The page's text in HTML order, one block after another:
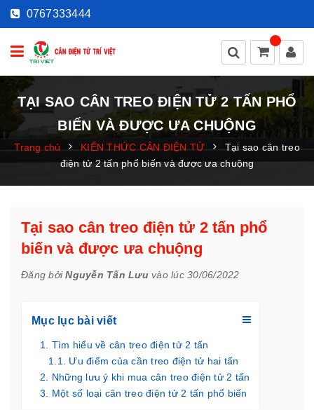
0767333444
TẠI SAO CÂN TREO ĐIỆN TỬ 2 TẤN PHỔ
BIẾN VÀ ĐƯỢC ƯA CHUỘNG
Trang chủ KIẾN THỨC CÂN ĐIỆN TỬ
Tại sao cân treo
điện tử 2 tấn phổ biến và được ưa chuộng
Tại sao cân treo điện tử 2 tấn phổ
biến và được ưa chuộng
Đăng bởiNguyễn Tấn Lưuvào lúc 30/06/2022
Mục lục bài viết
Tìm hiểu về cân treo điện tử 2 tấn
Ưu điểm của cần treo điện tử hai tấn
Những lưu ý khi mua cân treo điện tử 2 tấn
Một số loại cân treo điện tử 2 tấn phổ biến